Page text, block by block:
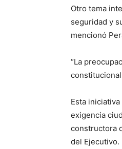
Otro tema
seguridad y
mencionó
“La
Esta
exigencia
constructora
del Ejecutivo.